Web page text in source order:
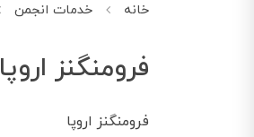
خانه خدمات انجمن
فرومنگنز اروپا
فرومنگنز اروپا